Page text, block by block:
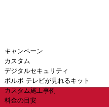
キャンペーン
カスタム
デジタルセキュリティ
ボルボ テレビが見れるキット
カスタム施工事例
料金の目安